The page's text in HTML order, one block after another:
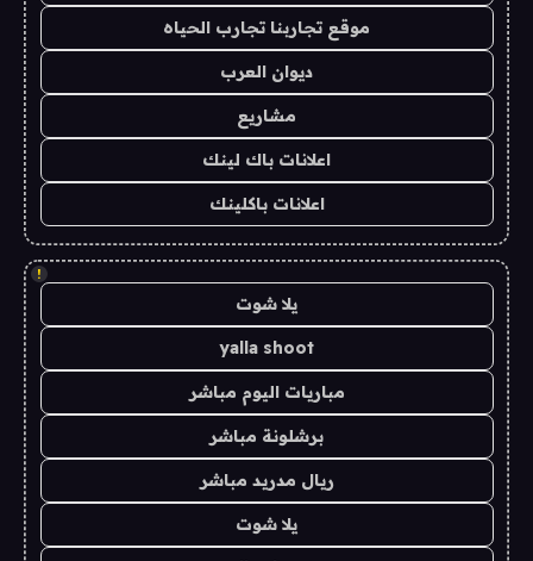
موقع تجاربنا تجارب الحياه
ديوان العرب
مشاريع
اعلانات باك لينك
اعلانات باكلينك
!
يلا شوت
yalla shoot
مباريات اليوم مباشر
برشلونة مباشر
ريال مدريد مباشر
يلا شوت